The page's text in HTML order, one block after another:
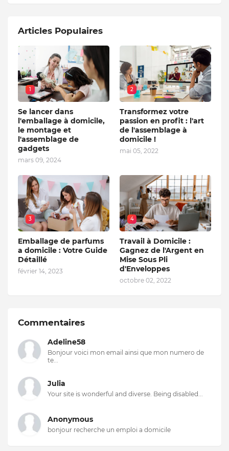
Articles Populaires
1
Se lancer dans
l'emballage à domicile,
le montage et
l'assemblage de
gadgets
mars 09, 2024
2
Transformez votre
passion en profit : l'art
de l'assemblage à
domicile !
mai 05, 2022
3
Emballage de parfums
a domicile : Votre Guide
Détaillé
février 14, 2023
4
Travail à Domicile :
Gagnez de l'Argent en
Mise Sous Pli
d'Enveloppes
octobre 02, 2022
Commentaires
Adeline58
Bonjour voici mon email ainsi que mon numero de
te...
Julia
Your site is wonderful and diverse. Being disabled...
Anonymous
bonjour recherche un emploi a domicile